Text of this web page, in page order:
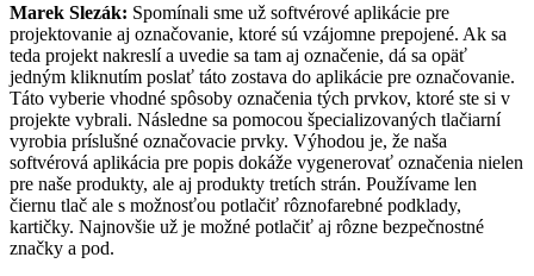
Marek Slezák: Spomínali sme už softvérové aplikácie pre
projektovanie aj označovanie, ktoré sú vzájomne prepojené. Ak sa
teda projekt nakreslí a uvedie sa tam aj označenie, dá sa opäť
jedným kliknutím poslať táto zostava do aplikácie pre označovanie.
Táto vyberie vhodné spôsoby označenia tých prvkov, ktoré ste si v
projekte vybrali. Následne sa pomocou špecializovaných tlačiarní
vyrobia príslušné označovacie prvky. Výhodou je, že naša
softvérová aplikácia pre popis dokáže vygenerovať označenia nielen
pre naše produkty, ale aj produkty tretích strán. Používame len
čiernu tlač ale s možnosťou potlačiť rôznofarebné podklady,
kartičky. Najnovšie už je možné potlačiť aj rôzne bezpečnostné
značky a pod.